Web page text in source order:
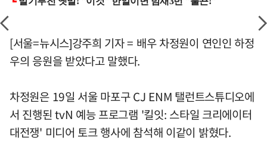
[서울=뉴시스]강주희 기자 = 배우 차정원이 연인인 하정
우의 응원을 받았다고 말했다.
차정원은 19일 서울 마포구 CJ ENM 탤런트스튜디오에
서 진행된 tvN 예능 프로그램 '킬잇: 스타일 크리에이터
대전쟁' 미디어 토크 행사에 참석해 이같이 밝혔다.